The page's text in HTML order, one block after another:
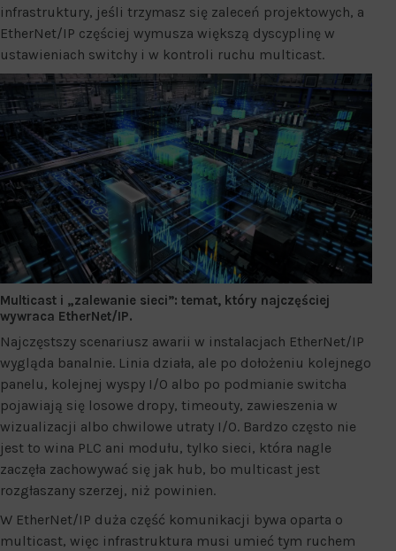
infrastruktury, jeśli trzymasz się zaleceń projektowych, a
EtherNet/IP częściej wymusza większą dyscyplinę w
ustawieniach switchy i w kontroli ruchu multicast.
Multicast i „zalewanie sieci”: temat, który najczęściej
wywraca EtherNet/IP.
Najczęstszy scenariusz awarii w instalacjach EtherNet/IP
wygląda banalnie. Linia działa, ale po dołożeniu kolejnego
panelu, kolejnej wyspy I/O albo po podmianie switcha
pojawiają się losowe dropy, timeouty, zawieszenia w
wizualizacji albo chwilowe utraty I/O. Bardzo często nie
jest to wina PLC ani modułu, tylko sieci, która nagle
zaczęła zachowywać się jak hub, bo multicast jest
rozgłaszany szerzej, niż powinien.
W EtherNet/IP duża część komunikacji bywa oparta o
multicast, więc infrastruktura musi umieć tym ruchem